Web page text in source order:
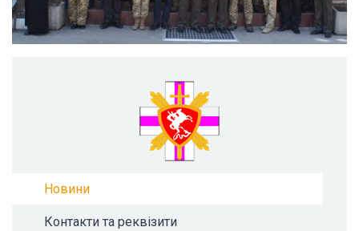
Новини
Контакти та реквізити